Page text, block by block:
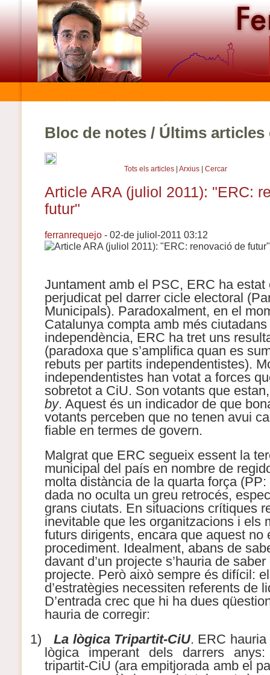
Bloc de notes / Últims articles
Tots els articles Arxius Cercar
Article ARA (juliol 2011): "ERC:
futur"
ferranrequejo- 02-de juliol-2011 03:12
Juntament amb el PSC, ERC ha estat
perjudicat pel darrer cicle electoral
Municipals). Paradoxalment, en el
Catalunya compta amb més
independència, ERC ha tret uns
(paradoxa que s’amplifica quan es
rebuts per partits independentistes).
independentistes han votat a forces
sobretot a CiU. Son votants que
by. Aquest és un indicador de que
votants perceben que no tenen avui
fiable en termes de govern.
Malgrat que ERC segueix essent la
municipal del país en nombre de
molta distància de la quarta força
dada no oculta un greu retrocés,
grans ciutats. En situacions crítiques
inevitable que les organitzacions i els
futurs dirigents, encara que aquest no
procediment. Idealment, abans de
davant d’un projecte s’hauria de
projecte. Però això sempre és difícil:
d’estratègies necessiten referents de
D’entrada crec que hi ha dues
hauria de corregir:
1)
La lògica Tripartit-CiU. ERC
lògica imperant dels darrers
tripartit-CiU (ara empitjorada amb el